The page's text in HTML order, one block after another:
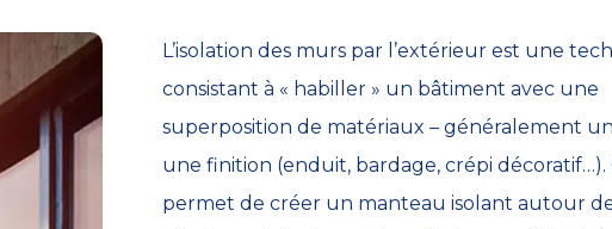
L’isolation des murs par l’extérieur est une
consistant à « habiller » un bâtiment avec une
superposition de matériaux – généralement
une finition (enduit, bardage, crépi décoratif…).
permet de créer un manteau isolant autour